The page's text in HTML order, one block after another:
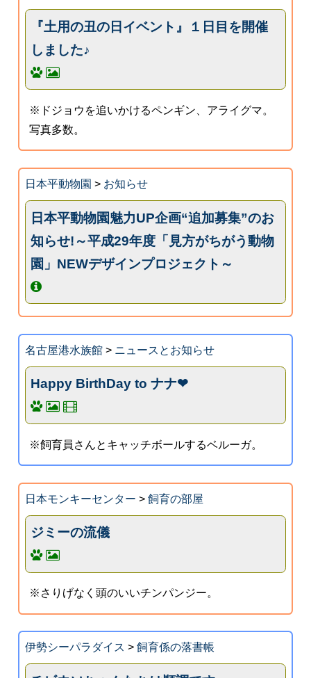
『土用の丑の日イベント』１日目を開催
しました♪
※ドジョウを追いかけるペンギン、アライグマ。
写真多数。
日本平動物園 > お知らせ
日本平動物園魅力UP企画“追加募集”のお
知らせ!～平成29年度「見方がちがう動物
園」NEWデザインプロジェクト～
名古屋港水族館> ニュースとお知らせ
Happy BirthDay to ナナ❤
※飼育員さんとキャッチボールするベルーガ。
日本モンキーセンター > 飼育の部屋
ジミーの流儀
※さりげなく頭のいいチンパンジー。
伊勢シーパラダイス > 飼育係の落書帳